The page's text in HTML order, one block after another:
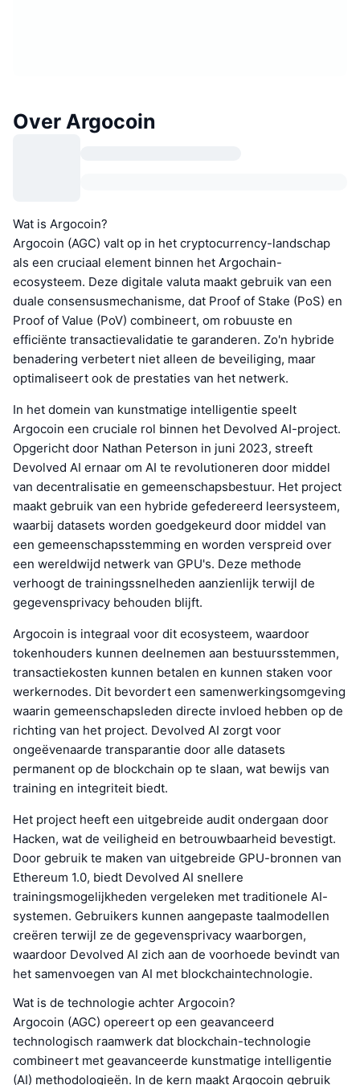
Over Argocoin
Wat is Argocoin?
Argocoin (AGC) valt op in het cryptocurrency-landschap
als een cruciaal element binnen het Argochain-
ecosysteem. Deze digitale valuta maakt gebruik van een
duale consensusmechanisme, dat Proof of Stake (PoS) en
Proof of Value (PoV) combineert, om robuuste en
efficiënte transactievalidatie te garanderen. Zo'n hybride
benadering verbetert niet alleen de beveiliging, maar
optimaliseert ook de prestaties van het netwerk.
In het domein van kunstmatige intelligentie speelt
Argocoin een cruciale rol binnen het Devolved AI-project.
Opgericht door Nathan Peterson in juni 2023, streeft
Devolved AI ernaar om AI te revolutioneren door middel
van decentralisatie en gemeenschapsbestuur. Het project
maakt gebruik van een hybride gefedereerd leersysteem,
waarbij datasets worden goedgekeurd door middel van
een gemeenschapsstemming en worden verspreid over
een wereldwijd netwerk van GPU's. Deze methode
verhoogt de trainingssnelheden aanzienlijk terwijl de
gegevensprivacy behouden blijft.
Argocoin is integraal voor dit ecosysteem, waardoor
tokenhouders kunnen deelnemen aan bestuursstemmen,
transactiekosten kunnen betalen en kunnen staken voor
werkernodes. Dit bevordert een samenwerkingsomgeving
waarin gemeenschapsleden directe invloed hebben op de
richting van het project. Devolved AI zorgt voor
ongeëvenaarde transparantie door alle datasets
permanent op de blockchain op te slaan, wat bewijs van
training en integriteit biedt.
Het project heeft een uitgebreide audit ondergaan door
Hacken, wat de veiligheid en betrouwbaarheid bevestigt.
Door gebruik te maken van uitgebreide GPU-bronnen van
Ethereum 1.0, biedt Devolved AI snellere
trainingsmogelijkheden vergeleken met traditionele AI-
systemen. Gebruikers kunnen aangepaste taalmodellen
creëren terwijl ze de gegevensprivacy waarborgen,
waardoor Devolved AI zich aan de voorhoede bevindt van
het samenvoegen van AI met blockchaintechnologie.
Wat is de technologie achter Argocoin?
Argocoin (AGC) opereert op een geavanceerd
technologisch raamwerk dat blockchain-technologie
combineert met geavanceerde kunstmatige intelligentie
(AI) methodologieën. In de kern maakt Argocoin gebruik